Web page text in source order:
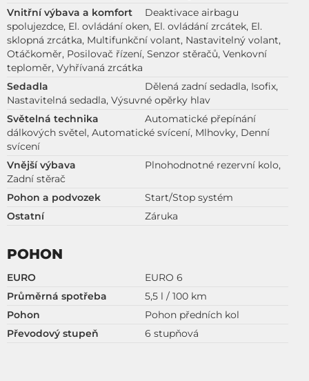
Vnitřní výbava a komfort
Deaktivace airbagu
spolujezdce, El. ovládání oken, El. ovládání zrcátek, El.
sklopná zrcátka, Multifunkční volant, Nastavitelný volant,
Otáčkoměr, Posilovač řízení, Senzor stěračů, Venkovní
teploměr, Vyhřívaná zrcátka
Sedadla
Dělená zadní sedadla, Isofix,
Nastavitelná sedadla, Výsuvné opěrky hlav
Světelná technika
Automatické přepínání
dálkových světel, Automatické svícení, Mlhovky, Denní
svícení
Vnější výbava
Plnohodnotné rezervní kolo,
Zadní stěrač
Pohon a podvozek
Start/Stop systém
Ostatní
Záruka
POHON
EURO
EURO 6
Průměrná spotřeba
5,5 l / 100 km
Pohon
Pohon předních kol
Převodový stupeň
6 stupňová